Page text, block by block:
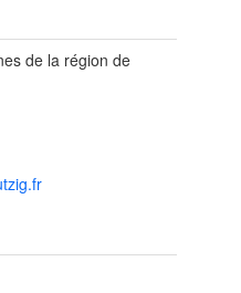
de la région de